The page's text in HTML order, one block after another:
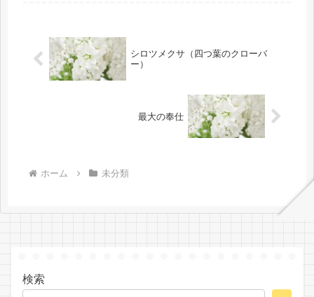
シロツメクサ（四つ葉のクローバ
ー）
最大の奉仕
ホーム 未分類
検索